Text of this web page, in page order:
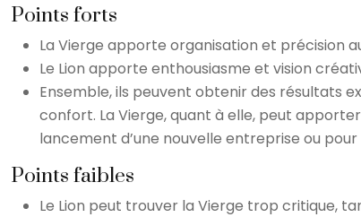
Points forts
La Vierge apporte organisation et précision
Le Lion apporte enthousiasme et vision
Ensemble, ils peuvent obtenir des résultats
confort. La Vierge, quant à elle, peut
lancement d’une nouvelle entreprise ou
Points faibles
Le Lion peut trouver la Vierge trop critique,